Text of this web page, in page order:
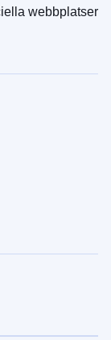
webbplatser